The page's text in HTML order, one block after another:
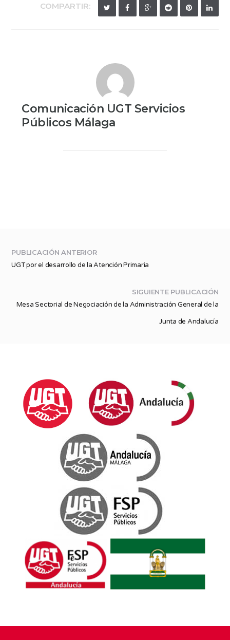
COMPARTIR:
Comunicación UGT Servicios
Públicos Málaga
PUBLICACIÓN ANTERIOR
UGT por el desarrollo de la Atención Primaria
SIGUIENTE PUBLICACIÓN
Mesa Sectorial de Negociación de la Administración General de la
Junta de Andalucía